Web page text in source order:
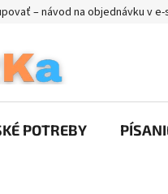
– návod na objednávku v
POTREBY